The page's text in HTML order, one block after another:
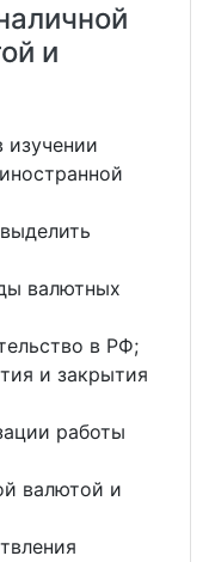
и
изучении
валютных
в РФ;
и закрытия
работы
валютой и